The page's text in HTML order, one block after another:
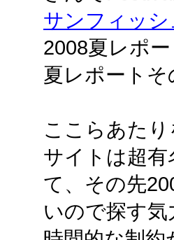
サンフィッシ
2008夏レポー
夏レポートそ
ここらあた
サイトは超
て、その先
いので探す